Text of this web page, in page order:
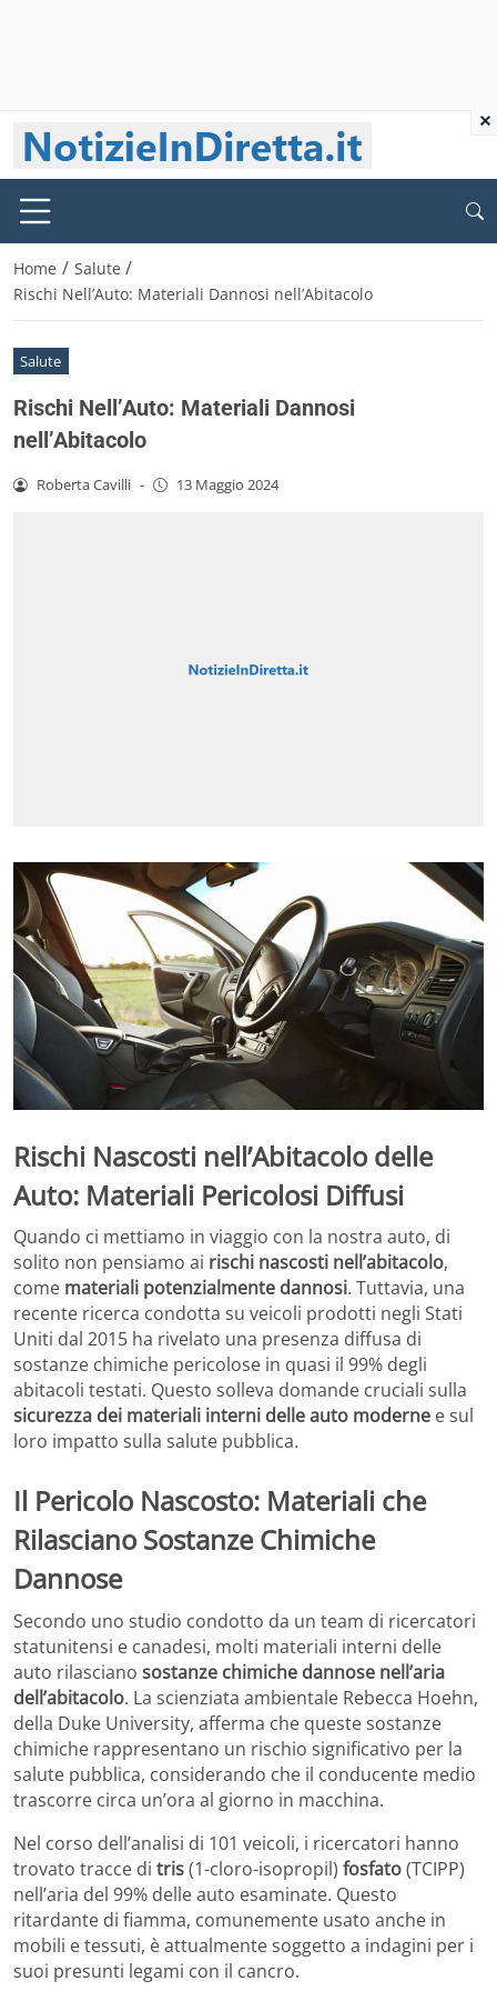
Home / Salute /
Rischi Nell’Auto: Materiali Dannosi nell’Abitacolo
Salute
Rischi Nell’Auto: Materiali Dannosi
nell’Abitacolo
Roberta Cavilli - 13 Maggio 2024
Rischi Nascosti nell’Abitacolo delle
Auto: Materiali Pericolosi Diffusi
Quando ci mettiamo in viaggio con la nostra auto, di
solito non pensiamo ai rischi nascosti nell’abitacolo,
come materiali potenzialmente dannosi. Tuttavia, una
recente ricerca condotta su veicoli prodotti negli Stati
Uniti dal 2015 ha rivelato una presenza diffusa di
sostanze chimiche pericolose in quasi il 99% degli
abitacoli testati. Questo solleva domande cruciali sulla
sicurezza dei materiali interni delle auto moderne e sul
loro impatto sulla salute pubblica.
Il Pericolo Nascosto: Materiali che
Rilasciano Sostanze Chimiche
Dannose
Secondo uno studio condotto da un team di ricercatori
statunitensi e canadesi, molti materiali interni delle
auto rilasciano sostanze chimiche dannose nell’aria
dell’abitacolo. La scienziata ambientale Rebecca Hoehn,
della Duke University, afferma che queste sostanze
chimiche rappresentano un rischio significativo per la
salute pubblica, considerando che il conducente medio
trascorre circa un’ora al giorno in macchina.
Nel corso dell’analisi di 101 veicoli, i ricercatori hanno
trovato tracce di tris(1-cloro-isopropil) fosfato(TCIPP)
nell’aria del 99% delle auto esaminate. Questo
ritardante di fiamma, comunemente usato anche in
mobili e tessuti, è attualmente soggetto a indagini per i
suoi presunti legami con il cancro.
×